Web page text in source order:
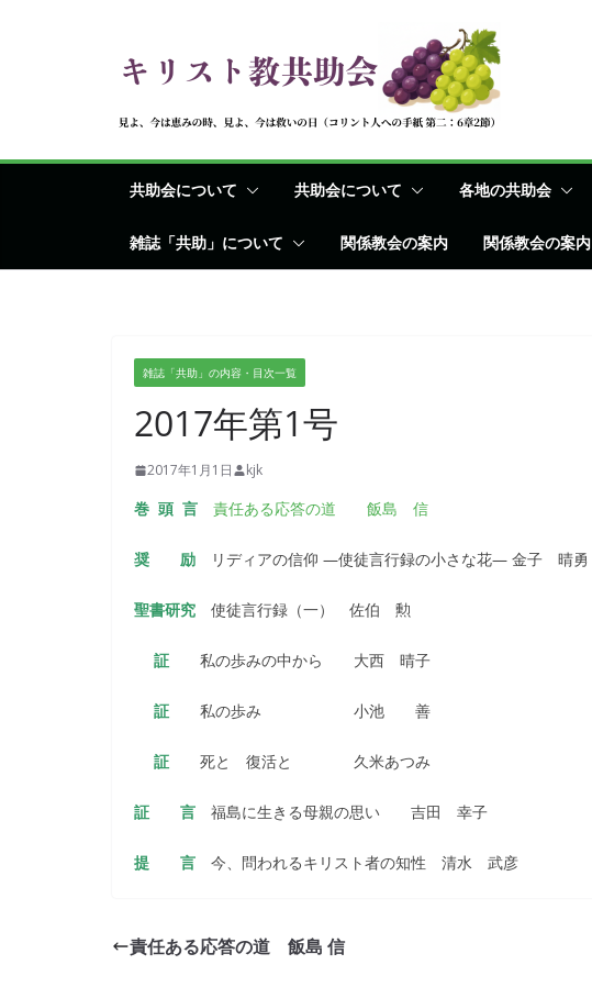
へ
共助会について 共助会について 各地の共助会
雑誌「共助」について 関係教会の案内 関係教会の案内
雑誌「共助」の内容・目次一覧
2017年第1号
2017年1月1日 kjk
巻 頭 言 責任ある応答の道 飯島 信
奨 励 リディアの信仰 ―使徒言行録の小さな花― 金子 晴勇
聖書研究 使徒言行録（一） 佐伯 勲
証 私の歩みの中から 大西 晴子
証 私の歩み 小池 善
証 死と 復活と 久米あつみ
証 言 福島に生きる母親の思い 吉田 幸子
提 言 今、問われるキリスト者の知性 清水 武彦
責任ある応答の道 飯島 信